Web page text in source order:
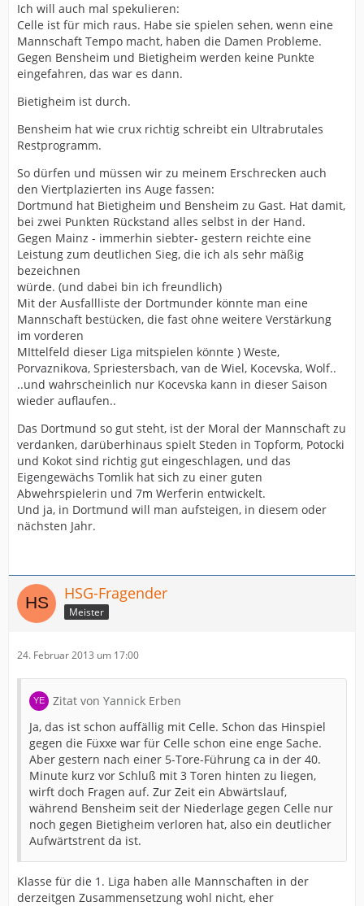
Ich will auch mal spekulieren:
Celle ist für mich raus. Habe sie spielen sehen, wenn eine
Mannschaft Tempo macht, haben die Damen Probleme.
Gegen Bensheim und Bietigheim werden keine Punkte
eingefahren, das war es dann.
Bietigheim ist durch.
Bensheim hat wie crux richtig schreibt ein Ultrabrutales
Restprogramm.
So dürfen und müssen wir zu meinem Erschrecken auch
den Viertplazierten ins Auge fassen:
Dortmund hat Bietigheim und Bensheim zu Gast. Hat damit,
bei zwei Punkten Rückstand alles selbst in der Hand.
Gegen Mainz - immerhin siebter- gestern reichte eine
Leistung zum deutlichen Sieg, die ich als sehr mäßig
bezeichnen
würde. (und dabei bin ich freundlich)
Mit der Ausfallliste der Dortmunder könnte man eine
Mannschaft bestücken, die fast ohne weitere Verstärkung
im vorderen
MIttelfeld dieser Liga mitspielen könnte ) Weste,
Porvaznikova, Spriestersbach, van de Wiel, Kocevska, Wolf..
..und wahrscheinlich nur Kocevska kann in dieser Saison
wieder auflaufen..
Das Dortmund so gut steht, ist der Moral der Mannschaft zu
verdanken, darüberhinaus spielt Steden in Topform, Potocki
und Kokot sind richtig gut eingeschlagen, und das
Eigengewächs Tomlik hat sich zu einer guten
Abwehrspielerin und 7m Werferin entwickelt.
Und ja, in Dortmund will man aufsteigen, in diesem oder
nächsten Jahr.
HSG-Fragender
Meister
24. Februar 2013 um 17:00
Zitat von Yannick Erben
Ja, das ist schon auffällig mit Celle. Schon das Hinspiel
gegen die Füxxe war für Celle schon eine enge Sache.
Aber gestern nach einer 5-Tore-Führung ca in der 40.
Minute kurz vor Schluß mit 3 Toren hinten zu liegen,
wirft doch Fragen auf. Zur Zeit ein Abwärtslauf,
während Bensheim seit der Niederlage gegen Celle nur
noch gegen Bietigheim verloren hat, also ein deutlicher
Aufwärtstrent da ist.
Klasse für die 1. Liga haben alle Mannschaften in der
derzeitgen Zusammensetzung wohl nicht, eher